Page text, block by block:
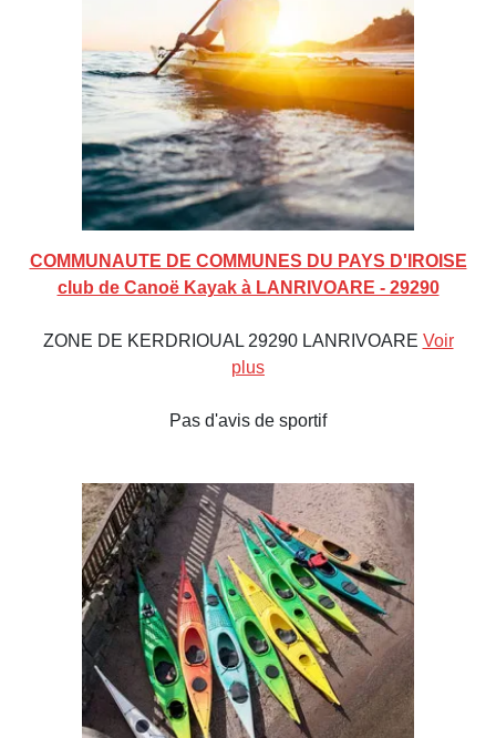
COMMUNAUTE DE COMMUNES DU PAYS D'IROISE
club de Canoë Kayak à LANRIVOARE - 29290
ZONE DE KERDRIOUAL 29290 LANRIVOARE Voir
plus
Pas d'avis de sportif